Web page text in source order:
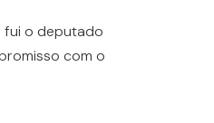
fui o deputado
com o